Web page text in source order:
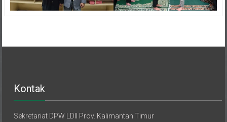
Jl. Bugis Mugirejo, RT.02 No.03 Kel. Mugirejo